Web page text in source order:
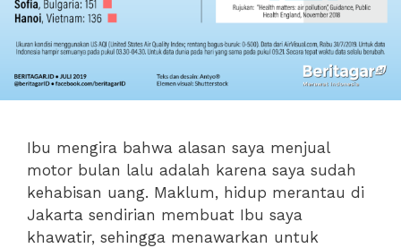
Ibu mengira bahwa alasan saya menjual
motor bulan lalu adalah karena saya sudah
kehabisan uang. Maklum, hidup merantau di
Jakarta sendirian membuat Ibu saya
khawatir, sehingga menawarkan untuk